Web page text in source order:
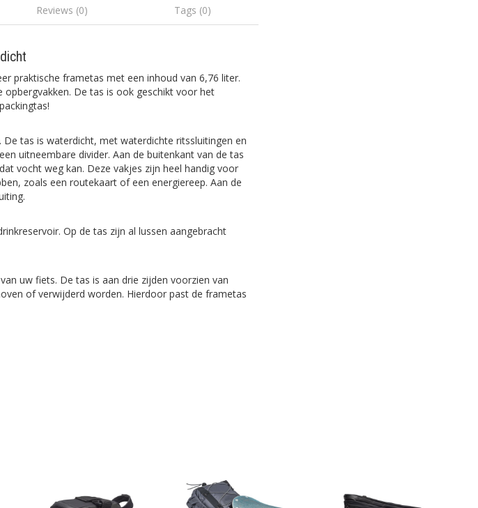
Reviews (0) Tags (0)
praktische frametas met een inhoud van 6,76 liter.
De tas is ook geschikt voor het
tas is waterdicht, met waterdichte ritssluitingen en
uitneembare divider. Aan de buitenkant van de tas
vocht weg kan. Deze vakjes zijn heel handig voor
zoals een routekaart of een energiereep. Aan de
Op de tas zijn al lussen aangebracht
uw fiets. De tas is aan drie zijden voorzien van
of verwijderd worden. Hierdoor past de frametas